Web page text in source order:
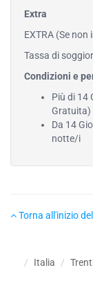
Extra
EXTRA (Se
Tassa di
Condizioni e
Più di 14
Gratuita)
Da 14
notte/i
Torna all'inizio
Italia